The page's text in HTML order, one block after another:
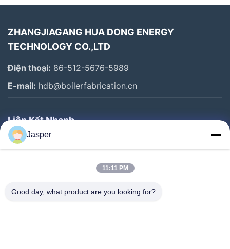
ZHANGJIAGANG HUA DONG ENERGY
TECHNOLOGY CO.,LTD
Điện thoại: 86-512-5676-5989
E-mail: hdb@boilerfabrication.cn
Liên Kết Nhanh
Trang Chủ
Tham Quan Nhà Máy
Jasper
11:11 PM
Good day, what product are you looking for?